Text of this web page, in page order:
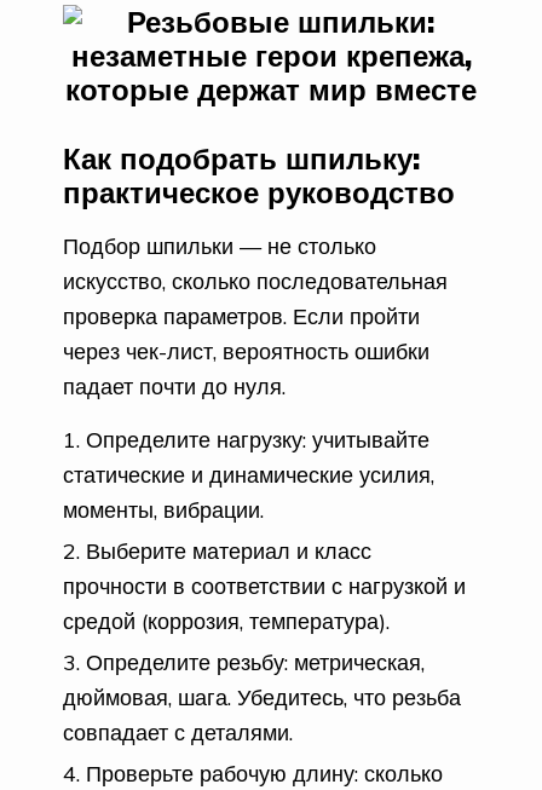
Как подобрать шпильку:
практическое руководство
Подбор шпильки — не столько
искусство, сколько последовательная
проверка параметров. Если пройти
через чек-лист, вероятность ошибки
падает почти до нуля.
Определите нагрузку: учитывайте
статические и динамические усилия,
моменты, вибрации.
Выберите материал и класс
прочности в соответствии с нагрузкой и
средой (коррозия, температура).
Определите резьбу: метрическая,
дюймовая, шага. Убедитесь, что резьба
совпадает с деталями.
Проверьте рабочую длину: сколько